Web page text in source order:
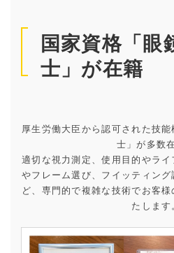
国家資格「眼
士」が在籍
厚生労働大臣から認可された技
士」が多数
適切な視力測定、使用目的やラ
やフレーム選び、フイッティン
ど、専門的で複雑な技術でお客
たします